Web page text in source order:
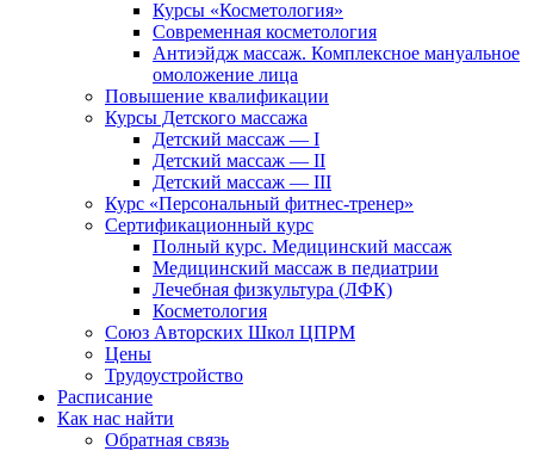
Курсы «Косметология»
Современная косметология
Антиэйдж массаж. Комплексное мануальное
омоложение лица
Повышение квалификации
Курсы Детского массажа
Детский массаж — I
Детский массаж — II
Детский массаж — III
Курс «Персональный фитнес-тренер»
Сертификационный курс
Полный курс. Медицинский массаж
Медицинский массаж в педиатрии
Лечебная физкультура (ЛФК)
Косметология
Союз Авторских Школ ЦПРМ
Цены
Трудоустройство
Расписание
Как нас найти
Обратная связь